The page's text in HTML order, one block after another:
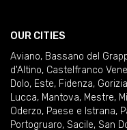
OUR CITIES
Aviano, Bassano del
d'Altino, Castelfranco
Dolo, Este, Fidenza, Gorizia
Lucca, Mantova, Mestre,
Oderzo, Paese e Istrana,
Portogruaro, Sacile, San